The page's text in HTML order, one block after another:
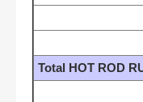
Total HOT ROD